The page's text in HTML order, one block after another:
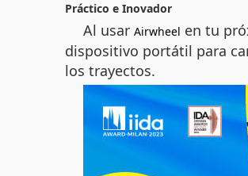
Práctico e Inovador
Al usar Airwheel en tu
dispositivo portátil para
los trayectos.